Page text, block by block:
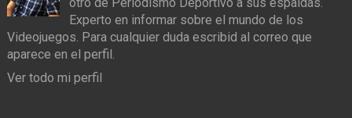
Experto en informar sobre el mundo de los
Videojuegos. Para cualquier duda escribid al correo que
aparece en el perfil.
Ver todo mi perfil